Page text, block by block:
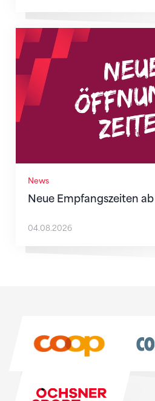
News
Neue Empfangszeiten
Neue Empfangszeiten ab 1.
04.08.2026